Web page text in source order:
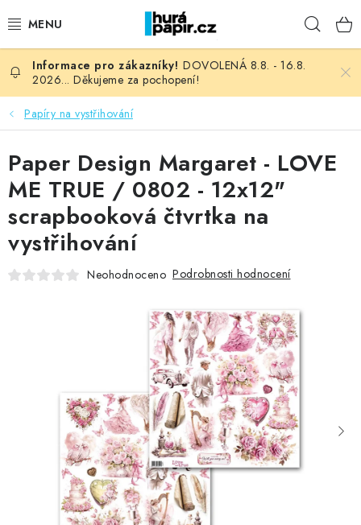
na
NOVINKY
HURÁ DÍLNA
VŠECHNO ZBOŽÍ
KNIHAŘSKÝ MATERIÁL
KURZY NATY LYSAK
OBLÍBENÉ ♥️
Kontakty Moje objednávka
Oblíbené ♥️
Hodnocení obchodu
Obchodní podmínky
Podmínky ochrany osobních údajů
Ověřování recenzí
DOVOLENÁ 8.8. - 16.8.
2026... Děkujeme za pochopení!
Papíry na vystřihování
Paper Design Margaret - LOVE
ME TRUE / 0802 - 12x12"
scrapbooková čtvrtka na
vystřihování
Neohodnoceno Podrobnosti hodnocení